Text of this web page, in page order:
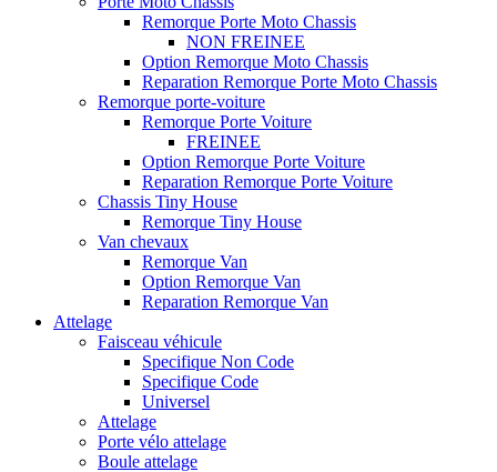
Remorque Porte Moto Chassis
NON FREINEE
Option Remorque Moto Chassis
Reparation Remorque Porte Moto Chassis
Remorque porte-voiture
Remorque Porte Voiture
FREINEE
Option Remorque Porte Voiture
Reparation Remorque Porte Voiture
Chassis Tiny House
Remorque Tiny House
Van chevaux
Remorque Van
Option Remorque Van
Reparation Remorque Van
Attelage
Faisceau véhicule
Specifique Non Code
Specifique Code
Universel
Attelage
Porte vélo attelage
Boule attelage